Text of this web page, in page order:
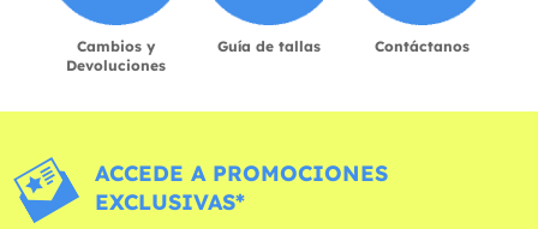
Cambios y
Devoluciones
Guía de tallas Contáctanos
ACCEDE A PROMOCIONES
EXCLUSIVAS*